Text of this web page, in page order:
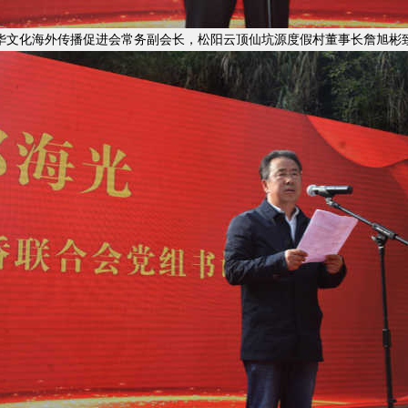
文化海外传播促进会常务副会长，松阳云顶仙坑源度假村董事长詹旭彬